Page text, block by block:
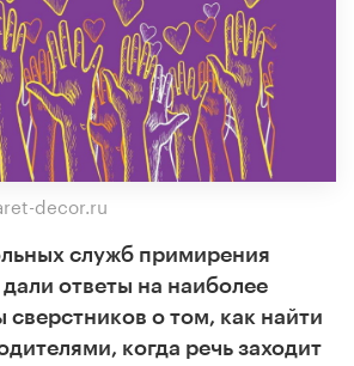
decor.ru
служб примирения
ответы на наиболее
сверстников о том, как найти
когда речь заходит